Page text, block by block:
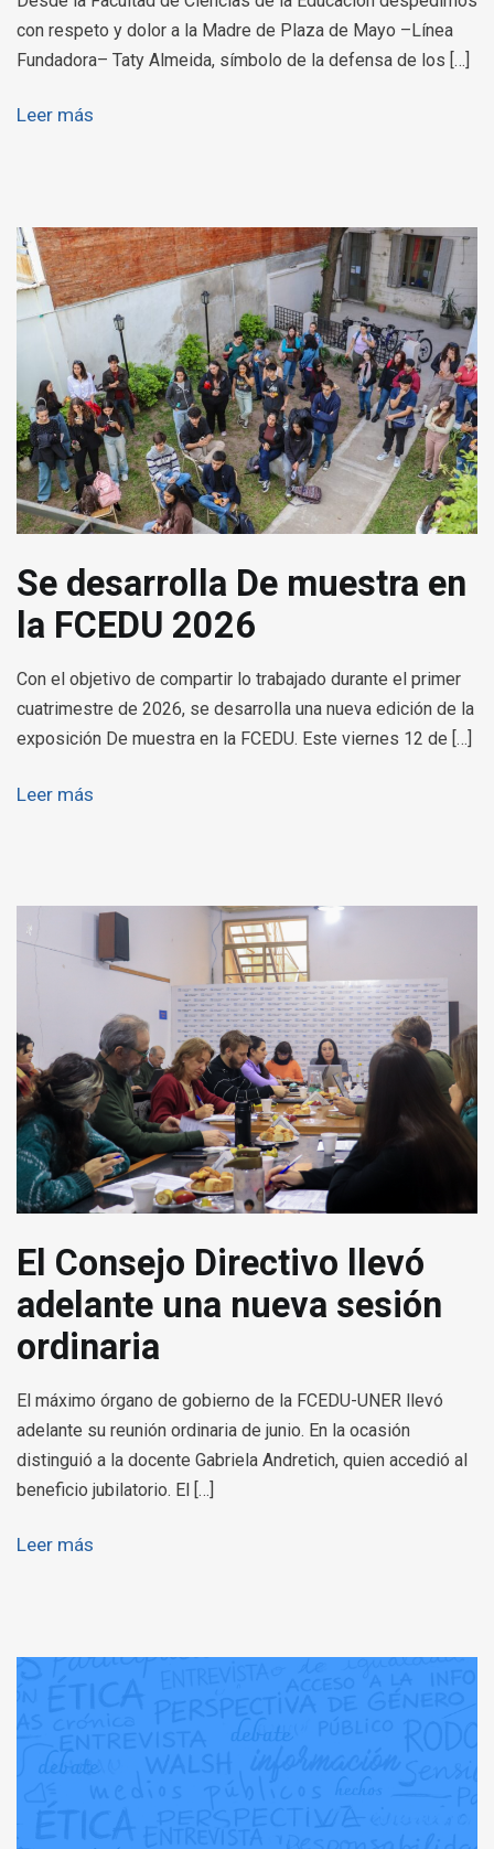
con respeto y dolor a la Madre de Plaza de Mayo –Línea
Fundadora– Taty Almeida, símbolo de la defensa de los […]
Leer más
Se desarrolla De muestra en
la FCEDU 2026
Con el objetivo de compartir lo trabajado durante el primer
cuatrimestre de 2026, se desarrolla una nueva edición de la
exposición De muestra en la FCEDU. Este viernes 12 de […]
Leer más
El Consejo Directivo llevó
adelante una nueva sesión
ordinaria
El máximo órgano de gobierno de la FCEDU-UNER llevó
adelante su reunión ordinaria de junio. En la ocasión
distinguió a la docente Gabriela Andretich, quien accedió al
beneficio jubilatorio. El […]
Leer más